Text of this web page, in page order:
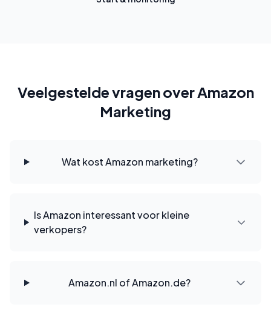
Veelgestelde vragen over Amazon
Marketing
Wat kost Amazon marketing?
Is Amazon interessant voor kleine
verkopers?
Amazon.nl of Amazon.de?